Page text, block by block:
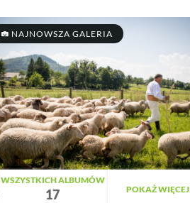
NAJNOWSZA GALERIA
WSZYSTKICH ALBUMÓW
17 POKAŻ WIĘCEJ